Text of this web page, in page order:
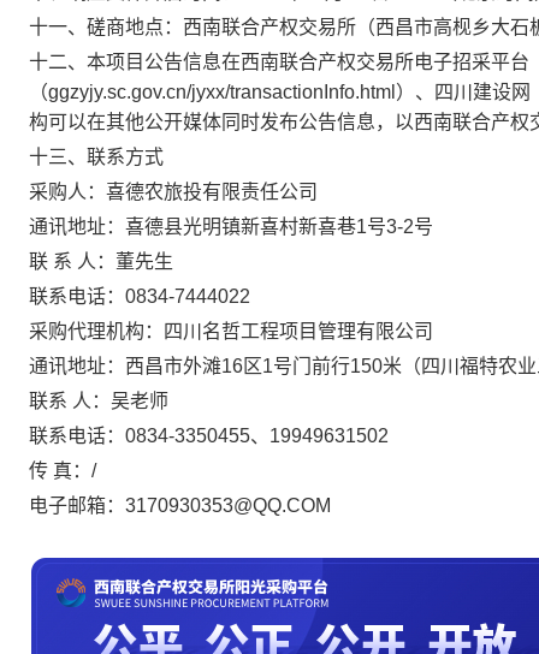
十一、磋商地点： 西南联合产权交易所（西昌市高枧乡大石
十二、 本项目公告信息在西南联合产权交易所电子招采平台
（ggzyjy.sc.gov.cn/jyxx/transactionInfo.html）、四川建设
构可以在其他公开媒体同时发布公告信息，以西南联合产
十三、联系方式
采购人： 喜德农旅投有限责任公司
通讯地址：喜德县光明镇新喜村新喜巷1号3-2号
联 系 人：董先生
联系电话： 0834-7444022
采购代理机构：
四川名哲工程项目管理有限公司
通讯地址： 西昌市外滩16区1号门前行150米（四川福特农
联系 人： 吴老师
联系电话： 0834-3350455、19949631502
传 真： /
电子邮箱： 3170930353@QQ.COM